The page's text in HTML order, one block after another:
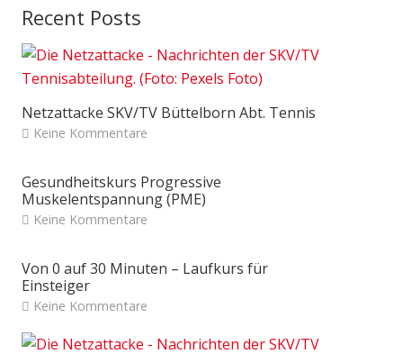
Recent Posts
Netzattacke SKV/TV Büttelborn Abt. Tennis
Keine Kommentare
Gesundheitskurs Progressive
Muskelentspannung (PME)
Keine Kommentare
Von 0 auf 30 Minuten – Laufkurs für
Einsteiger
Keine Kommentare